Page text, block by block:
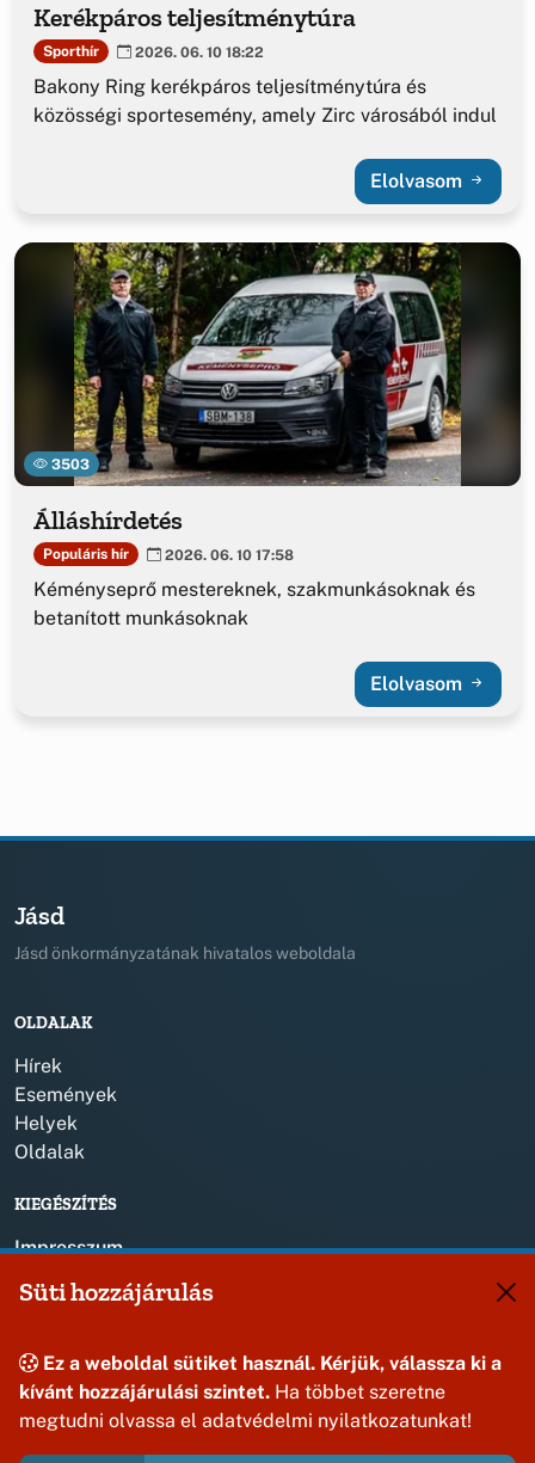
Kerékpáros teljesítménytúra
Sporthír 2026. 06. 10 18:22
Bakony Ring kerékpáros teljesítménytúra és
közösségi sportesemény, amely Zirc városából indul
Elolvasom
3503
Álláshírdetés
Populáris hír 2026. 06. 10 17:58
Kéményseprő mestereknek, szakmunkásoknak és
betanított munkásoknak
Elolvasom
Jásd
Jásd önkormányzatának hivatalos weboldala
OLDALAK
Hírek
Események
Helyek
Oldalak
KIEGÉSZÍTÉS
Impresszum
KAPCSOLAT
jasdonk@jasd.hu
8424 Jásd, Dózsa Gy. út 1.
Süti hozzájárulás
Ez a weboldal sütiket használ. Kérjük, válassza ki a
kívánt hozzájárulási szintet. Ha többet szeretne
megtudni olvassa el adatvédelmi nyilatkozatunkat!